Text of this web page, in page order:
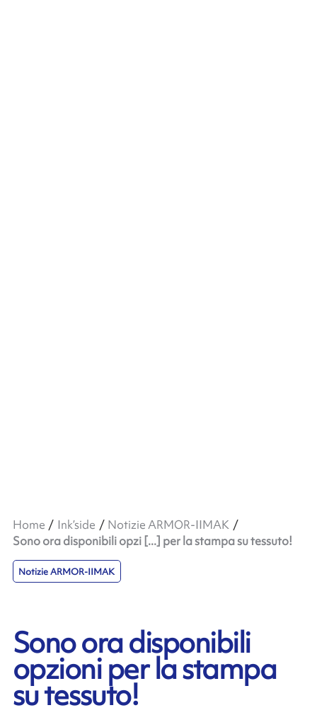
Home Ink’side
Notizie ARMOR-IIMAK
Sono ora disponibili opzi [...] per la stampa su tessuto!
Notizie ARMOR-IIMAK
Sono ora disponibili
opzioni per la stampa
su tessuto!